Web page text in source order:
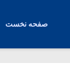
صفحه نخست